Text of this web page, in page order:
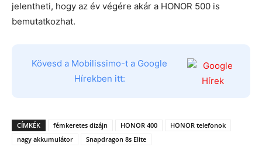
jelentheti, hogy az év végére akár a HONOR 500 is
bemutatkozhat.
Kövesd a Mobilissimo-t a Google
Hírekben itt:
CÍMKÉK fémkeretes dizájn HONOR 400
HONOR telefonok
nagy akkumulátor
Snapdragon 8s Elite